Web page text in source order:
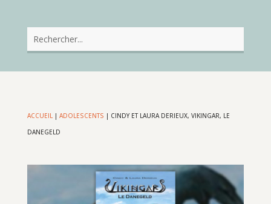
ACCUEIL| ADOLESCENTS | CINDY ET LAURA DERIEUX, VIKINGAR, LE
DANEGELD